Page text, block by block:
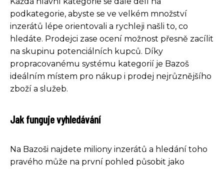
podkategorie, abyste se ve velkém množství
inzerátů lépe orientovali a rychleji našli to, co
hledáte. Prodejci zase ocení možnost přesně zacílit
na skupinu potenciálních kupců. Díky
propracovanému systému kategorií je Bazoš
ideálním místem pro nákup i prodej nejrůznějšího
zboží a služeb.
Jak funguje vyhledávání
Na Bazoši najdete miliony inzerátů a hledání toho
pravého může na první pohled působit jako